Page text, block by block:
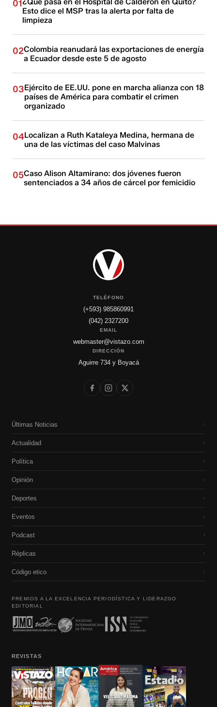
01
Esto dice el MSP tras la alerta por falta de
limpieza
02Colombia reanudará las exportaciones de energía
a Ecuador desde este 5 de agosto
03Ejército de EE.UU. pone en marcha alianza con 18
países de América para combatir el crimen
organizado
04Localizan a Ruth Kataleya Medina, hermana de
una de las víctimas del caso Malvinas
05Caso Alison Altamirano: dos jóvenes fueron
sentenciados a 34 años de cárcel por femicidio
TELÉFONO
(+593) 985860991
(042) 2327200
EMAIL
webmaster@vistazo.com
DIRECCIÓN
Aguirre 734 y Boyacá
Últimas Noticias ›
Actualidad ›
Política ›
Opinión ›
Deportes ›
Eventos ›
Podcast ›
Réplicas ›
Código etico ›
PREMIOS A LA EXCELENCIA PERIODÍSTICA Y LIDERAZGO
EDITORIAL
REVISTAS